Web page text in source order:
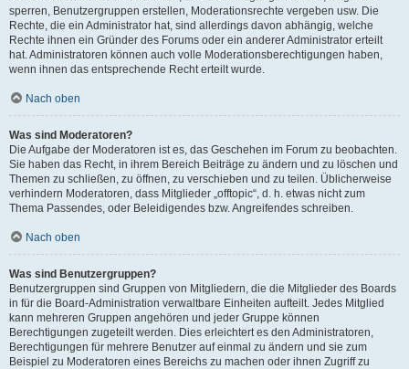
sperren, Benutzergruppen erstellen, Moderationsrechte vergeben usw. Die
Rechte, die ein Administrator hat, sind allerdings davon abhängig, welche
Rechte ihnen ein Gründer des Forums oder ein anderer Administrator erteilt
hat. Administratoren können auch volle Moderationsberechtigungen haben,
wenn ihnen das entsprechende Recht erteilt wurde.
Nach oben
Was sind Moderatoren?
Die Aufgabe der Moderatoren ist es, das Geschehen im Forum zu beobachten.
Sie haben das Recht, in ihrem Bereich Beiträge zu ändern und zu löschen und
Themen zu schließen, zu öffnen, zu verschieben und zu teilen. Üblicherweise
verhindern Moderatoren, dass Mitglieder „offtopic“, d. h. etwas nicht zum
Thema Passendes, oder Beleidigendes bzw. Angreifendes schreiben.
Nach oben
Was sind Benutzergruppen?
Benutzergruppen sind Gruppen von Mitgliedern, die die Mitglieder des Boards
in für die Board-Administration verwaltbare Einheiten aufteilt. Jedes Mitglied
kann mehreren Gruppen angehören und jeder Gruppe können
Berechtigungen zugeteilt werden. Dies erleichtert es den Administratoren,
Berechtigungen für mehrere Benutzer auf einmal zu ändern und sie zum
Beispiel zu Moderatoren eines Bereichs zu machen oder ihnen Zugriff zu